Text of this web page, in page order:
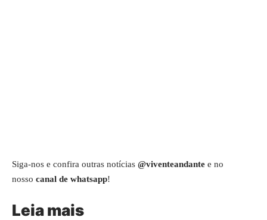
Siga-nos e confira outras notícias @viventeandante e no
nosso canal de whatsapp!
Leia mais